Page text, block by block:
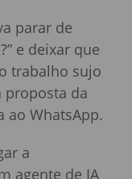
parar de
e deixar que
trabalho sujo
proposta da
ao WhatsApp.
a
agente de IA